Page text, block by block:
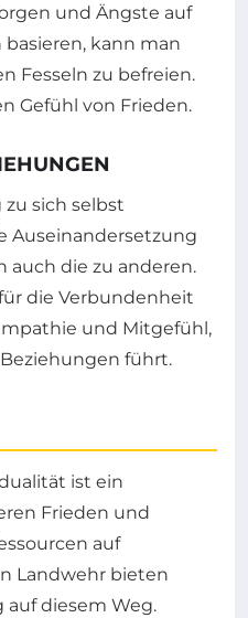
und Ängste auf
kann man
Fesseln zu befreien.
Gefühl von Frieden.
sich selbst
Auseinandersetzung
auch die zu anderen.
die Verbundenheit
und Mitgefühl,
führt.
ist ein
Frieden und
auf
Landwehr bieten
diesem Weg.